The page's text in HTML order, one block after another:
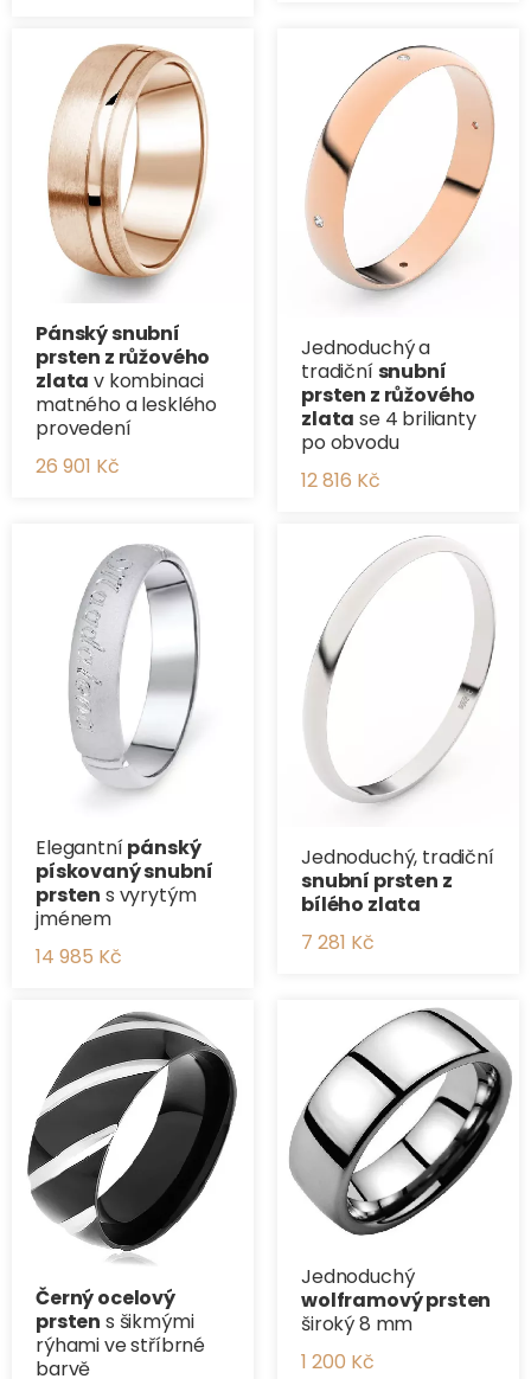
Pánský snubní
prsten z růžového
zlata v kombinaci
matného a lesklého
provedení
26 901 Kč
Jednoduchý a
tradiční ​snubní
prsten z růžového
zlata se 4 brilianty
po obvodu
12 816 Kč
Elegantnípánský
pískovaný snubní
prsten s vyrytým
jménem
14 985 Kč
Jednoduchý, tradiční
​snubní prsten z
bílého zlata
7 281 Kč
Černý ocelový
prsten s šikmými
rýhami ve stříbrné
barvě
Jednoduchý
wolframový prsten
široký 8 mm
1 200 Kč